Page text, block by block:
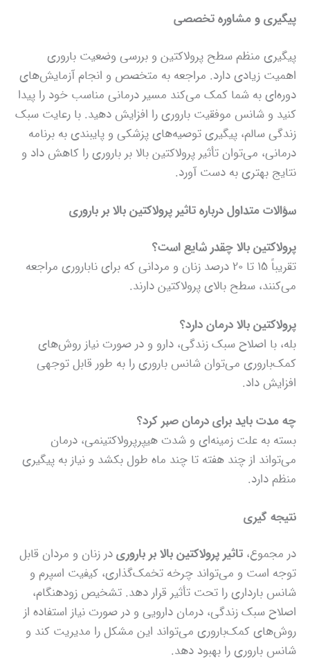
پیگیری و مشاوره تخصصی
پیگیری منظم سطح پرولاکتین و بررسی وضعیت باروری
اهمیت زیادی دارد. مراجعه به متخصص و انجام آزمایش‌های
دوره‌ای به شما کمک می‌کند مسیر درمانی مناسب خود را پیدا
کنید و شانس موفقیت باروری را افزایش دهید. با رعایت سبک
زندگی سالم، پیگیری توصیه‌های پزشکی و پایبندی به برنامه
درمانی، می‌توان تأثیر پرولاکتین بالا بر باروری را کاهش داد و
نتایج بهتری به دست آورد.
سؤالات متداول درباره تاثیر پرولاکتین بالا بر باروری
پرولاکتین بالا چقدر شایع است؟
تقریباً ۱۵ تا ۲۰ درصد زنان و مردانی که برای ناباروری مراجعه
می‌کنند، سطح بالای پرولاکتین دارند.
پرولاکتین بالا درمان دارد؟
بله، با اصلاح سبک زندگی، دارو و در صورت نیاز روش‌های
کمک‌باروری می‌توان شانس باروری را به طور قابل توجهی
افزایش داد.
چه مدت باید برای درمان صبر کرد؟
بسته به علت زمینه‌ای و شدت هیپرپرولاکتینمی، درمان
می‌تواند از چند هفته تا چند ماه طول بکشد و نیاز به پیگیری
منظم دارد.
نتیجه‌ گیری
در مجموع، تاثیر پرولاکتین بالا بر باروریدر زنان و مردان قابل
توجه است و می‌تواند چرخه تخمک‌گذاری، کیفیت اسپرم و
شانس بارداری را تحت تأثیر قرار دهد. تشخیص زودهنگام،
اصلاح سبک زندگی، درمان دارویی و در صورت نیاز استفاده از
روش‌های کمک‌باروری می‌تواند این مشکل را مدیریت کند و
شانس باروری را بهبود دهد.